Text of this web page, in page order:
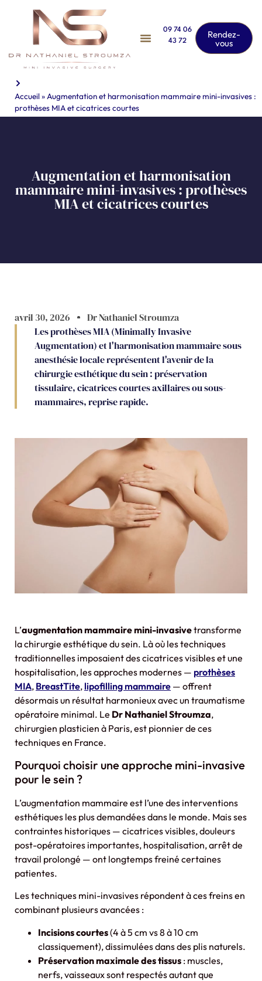
09 74 06
43 72
Rendez-
vous
Accueil»Augmentation et harmonisation mammaire mini-invasives :
prothèses MIA et cicatrices courtes
Augmentation et harmonisation
mammaire mini-invasives : prothèses
MIA et cicatrices courtes
avril 30, 2026
Dr Nathaniel Stroumza
Les prothèses MIA (Minimally Invasive
Augmentation) et l'harmonisation mammaire sous
anesthésie locale représentent l'avenir de la
chirurgie esthétique du sein : préservation
tissulaire, cicatrices courtes axillaires ou sous-
mammaires, reprise rapide.
L’augmentation mammaire mini-invasivetransforme
la chirurgie esthétique du sein. Là où les techniques
traditionnelles imposaient des cicatrices visibles et une
hospitalisation, les approches modernes — prothèses
MIA, BreastTite, lipofilling mammaire — offrent
désormais un résultat harmonieux avec un traumatisme
opératoire minimal. Le Dr Nathaniel Stroumza,
chirurgien plasticien à Paris, est pionnier de ces
techniques en France.
Pourquoi choisir une approche mini-invasive
pour le sein ?
L’augmentation mammaire est l’une des interventions
esthétiques les plus demandées dans le monde. Mais ses
contraintes historiques — cicatrices visibles, douleurs
post-opératoires importantes, hospitalisation, arrêt de
travail prolongé — ont longtemps freiné certaines
patientes.
Les techniques mini-invasives répondent à ces freins en
combinant plusieurs avancées :
Incisions courtes(4 à 5 cm vs 8 à 10 cm
classiquement), dissimulées dans des plis naturels.
Préservation maximale des tissus : muscles,
nerfs, vaisseaux sont respectés autant que